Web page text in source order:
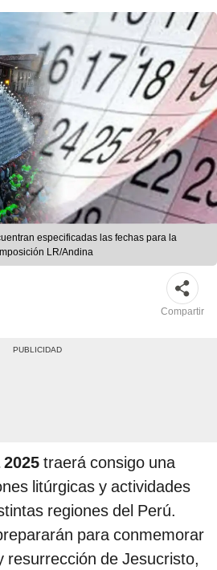
especificadas las fechas para la
LR/Andina
Compartir
traerá consigo una
litúrgicas y actividades
regiones del Perú.
para conmemorar
resurrección de Jesucristo,